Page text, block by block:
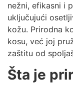
nežni, efikasni i
uključujući
kožu. Prirodna
kosu, već joj
zaštitu od
Šta je